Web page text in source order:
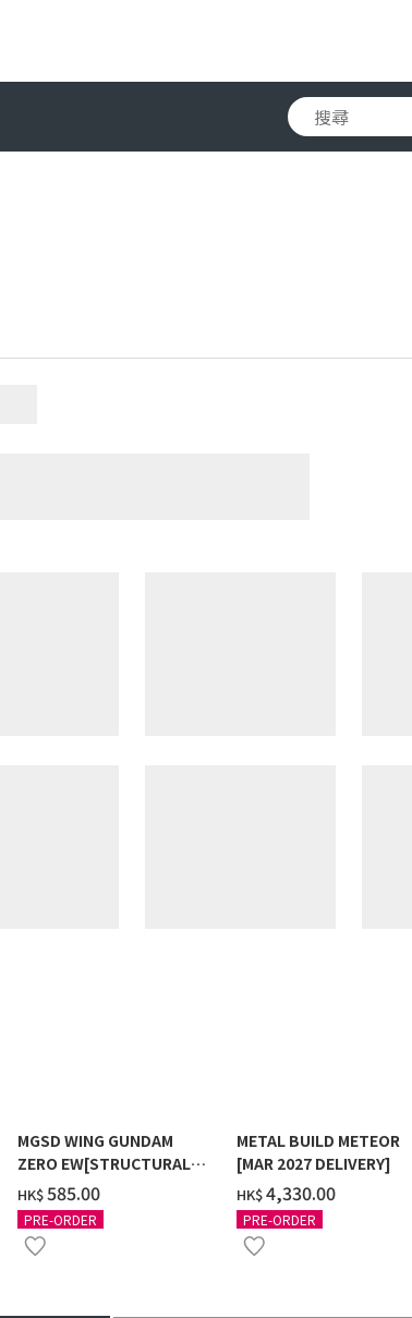
MGSD WING GUNDAM
ZERO EW[STRUCTURAL
COATING/BLACK] [2026年
12月發送]
HK$‌585.00
PRE-ORDER
METAL BUILD METEOR
[MAR 2027 DELIVERY]
HK$‌4,330.00
PRE-ORDER